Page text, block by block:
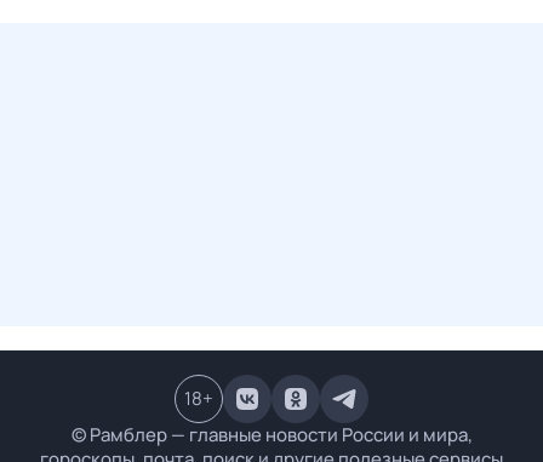
© Рамблер — главные новости России и мира,
18+